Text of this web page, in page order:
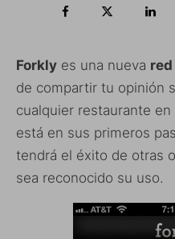
Forkly es una nueva
de compartir tu opinión
cualquier restaurante
está en sus primeros
tendrá el éxito de otras
sea reconocido su uso.